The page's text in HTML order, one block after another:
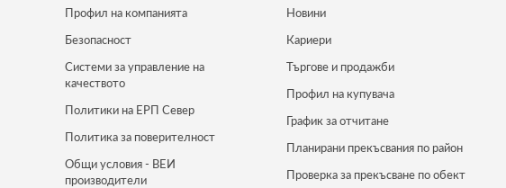
Профил на компанията
Безопасност
Системи за управление на
качеството
Политики на ЕРП Север
Политика за поверителност
Общи условия - ВЕИ
производители
Новини
Кариери
Търгове и продажби
Профил на купувача
График за отчитане
Планирани прекъсвания по район
Проверка за прекъсване по обект